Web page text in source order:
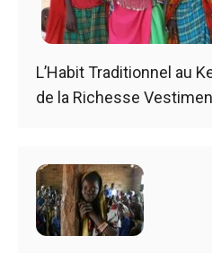
L’Habit Traditionnel au
de la Richesse